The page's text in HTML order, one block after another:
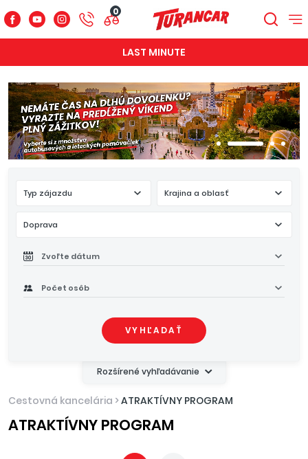
0
LAST MINUTE
Rozšírené vyhľadávanie
Typ zájazdu Krajina a oblasť
Doprava
Zvoľte dátum
Počet osôb
VYHĽADAŤ
Cestovná kancelária >ATRAKTÍVNY PROGRAM
ATRAKTÍVNY PROGRAM